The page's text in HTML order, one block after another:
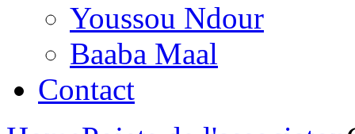
Youssou Ndour
Baaba Maal
Contact